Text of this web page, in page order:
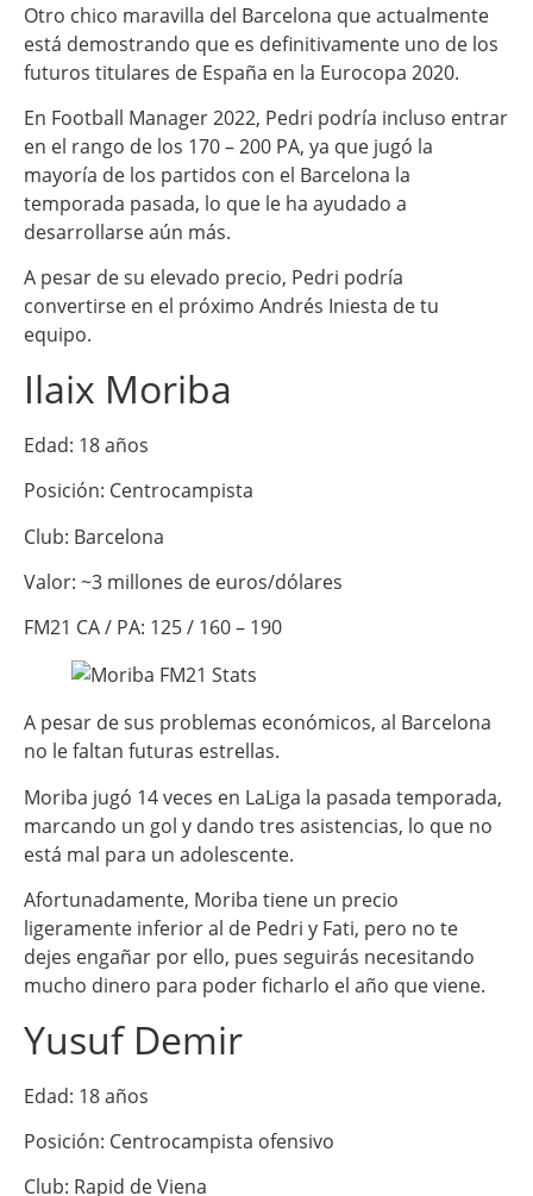
Otro chico maravilla del Barcelona que actualmente
está demostrando que es definitivamente uno de los
futuros titulares de España en la Eurocopa 2020.
En Football Manager 2022, Pedri podría incluso entrar
en el rango de los 170 – 200 PA, ya que jugó la
mayoría de los partidos con el Barcelona la
temporada pasada, lo que le ha ayudado a
desarrollarse aún más.
A pesar de su elevado precio, Pedri podría
convertirse en el próximo Andrés Iniesta de tu
equipo.
Ilaix Moriba
Edad: 18 años
Posición: Centrocampista
Club: Barcelona
Valor: ~3 millones de euros/dólares
FM21 CA / PA: 125 / 160 – 190
A pesar de sus problemas económicos, al Barcelona
no le faltan futuras estrellas.
Moriba jugó 14 veces en LaLiga la pasada temporada,
marcando un gol y dando tres asistencias, lo que no
está mal para un adolescente.
Afortunadamente, Moriba tiene un precio
ligeramente inferior al de Pedri y Fati, pero no te
dejes engañar por ello, pues seguirás necesitando
mucho dinero para poder ficharlo el año que viene.
Yusuf Demir
Edad: 18 años
Posición: Centrocampista ofensivo
Club: Rapid de Viena